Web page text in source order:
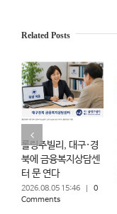
Related Posts
롤링주빌리, 대구·경
북에 금융복지상담센
터 문 연다
2026.08.05 15:46
0
Comments